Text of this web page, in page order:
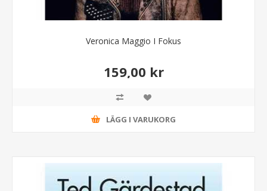
Veronica Maggio I Fokus
159,00 kr
LÄGG I VARUKORG